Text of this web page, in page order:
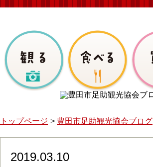
トップページ 豊田市足助観光協会ブログ
2019.03.10